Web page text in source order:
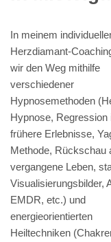
In meinem
Herzdiamant-
wir den Weg mithilfe
verschiedener
Hypnosemethoden
Hypnose, Regression
frühere Erlebnisse,
Methode, Rückschau
vergangene Leben,
Visualisierungsbilder,
EMDR, etc.) und
energieorientierten
Heiltechniken